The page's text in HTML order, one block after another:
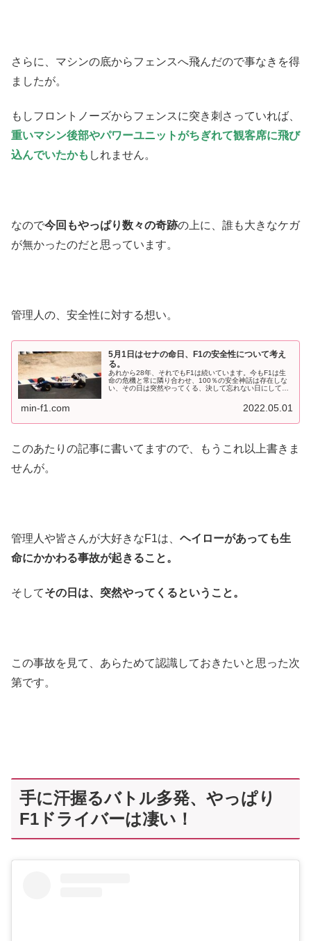
さらに、マシンの底からフェンスへ飛んだので事なきを得
ましたが。
もしフロントノーズからフェンスに突き刺さっていれば、
重いマシン後部やパワーユニットがちぎれて観客席に飛び
込んでいたかも しれません。
なので今回もやっぱり数々の奇跡の上に、誰も大きなケガ
が無かったのだと思っています。
管理人の、安全性に対する想い。
5月1日はセナの命日、F1の安全性について考え
る。
あれから28年、それでもF1は続いています。今もF1は生
命の危機と常に隣り合わせ、100％の安全神話は存在しな
い、その日は突然やってくる、決して忘れない日にしてま
min-f1.com 2022.05.01
このあたりの記事に書いてますので、もうこれ以上書きま
せんが。
管理人や皆さんが大好きなF1は、 ヘイローがあっても生
命にかかわる事故が起きること。
そしてその日は、突然やってくるということ。
この事故を見て、あらためて認識しておきたいと思った次
第です。
手に汗握るバトル多発、やっぱり
F1ドライバーは凄い！